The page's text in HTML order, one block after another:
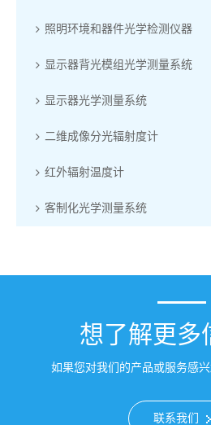
照明环境和器件光学检测仪器
显示器背光模组光学测量系统
显示器光学测量系统
二维成像分光辐射度计
红外辐射温度计
客制化光学测量系统
想了解更多
如果您对我们的产品或服务感兴
联系我们